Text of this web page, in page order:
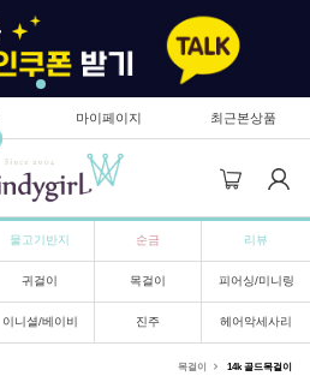
마이페이지 최근본상품
물고기반지 순금 리뷰
귀걸이 목걸이 피어싱/미니링
이니셜/베이비 진주 헤어악세사리
목걸이 14k 골드목걸이